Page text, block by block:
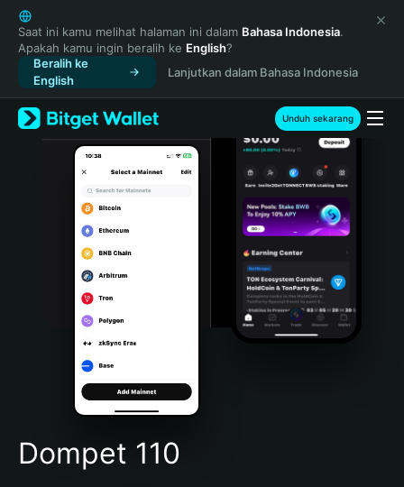
English
日本語
Tiếng Việt
Русский
Español (Latinoamérica)
Türkçe
Italiano
Português (Portugal)
Bahasa Indonesia
Português (Brasil)
Español (Argentina)
Saat ini kamu melihat halaman ini dalam Bahasa Indonesia.
Apakah kamu ingin beralih ke English?
Beralih ke
English
Lanjutkan dalam Bahasa Indonesia
Unduh sekarang
Dompet 110